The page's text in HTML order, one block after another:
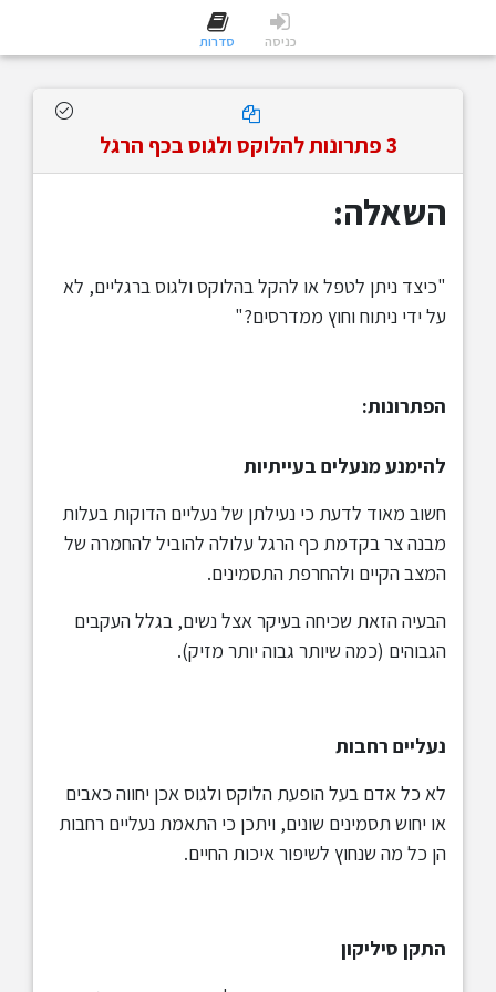
כניסה סדרות
3 פתרונות להלוקס ולגוס בכף הרגל
השאלה:
"​כיצד ניתן לטפל או להקל בהלוקס ולגוס ברגליים, לא
על ידי ניתוח וחוץ ממדרסים?"
הפתרונות:
להימנע מנעלים בעייתיות
חשוב מאוד לדעת כי נעילתן של נעליים הדוקות בעלות
מבנה צר בקדמת כף הרגל עלולה להוביל להחמרה של
המצב הקיים ולהחרפת התסמינים.
הבעיה הזאת שכיחה בעיקר אצל נשים, בגלל העקבים
הגבוהים (כמה שיותר גבוה יותר מזיק).
נעליים רחבות
לא כל אדם בעל הופעת הלוקס ולגוס אכן יחווה כאבים
או יחוש תסמינים שונים, ויתכן כי התאמת נעליים רחבות
הן כל מה שנחוץ לשיפור איכות החיים.
התקן סיליקון